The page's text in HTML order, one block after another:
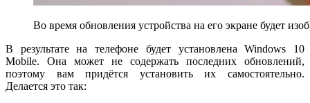
Во время обновления устройства на его экране будет
В результате на телефоне будет установлена Windows 10
Mobile. Она может не содержать последних обновлений,
поэтому вам придётся установить их самостоятельно.
Делается это так: